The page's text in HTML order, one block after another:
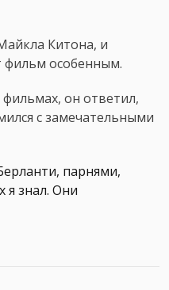
Китона, и
фильм особенным.
он ответил,
с замечательными
парнями,
я знал. Они